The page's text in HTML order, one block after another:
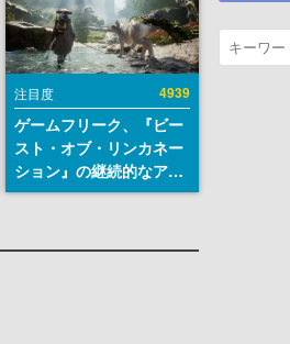
注目度 4939
ゲームフリーク、『ビー
スト・オブ・リンカネー
ション』の継続的なアプ
デ方針を表明。ユーザー